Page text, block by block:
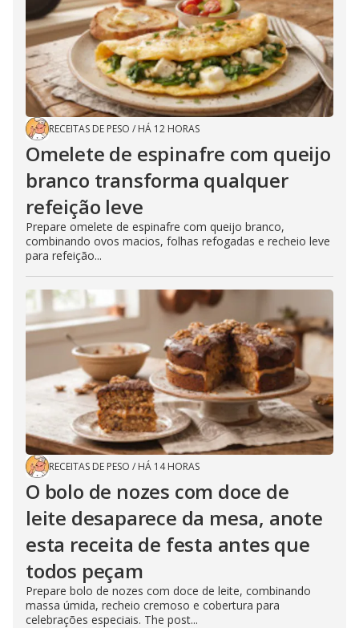
RECEITAS DE PESO / HÁ 12 HORAS
Omelete de espinafre com queijo
branco transforma qualquer
refeição leve
Prepare omelete de espinafre com queijo branco,
combinando ovos macios, folhas refogadas e recheio leve
para refeição...
RECEITAS DE PESO / HÁ 14 HORAS
O bolo de nozes com doce de
leite desaparece da mesa, anote
esta receita de festa antes que
todos peçam
Prepare bolo de nozes com doce de leite, combinando
massa úmida, recheio cremoso e cobertura para
celebrações especiais. The post...